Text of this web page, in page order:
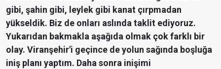
gibi, şahin gibi, leylek gibi kanat çırpmadan
yükseldik. Biz de onları aslında taklit ediyoruz.
Yukarıdan bakmakla aşağıda olmak çok farklı bir
olay. Viranşehir'i geçince de yolun sağında boşluğa
iniş planı yaptım. Daha sonra inişimi